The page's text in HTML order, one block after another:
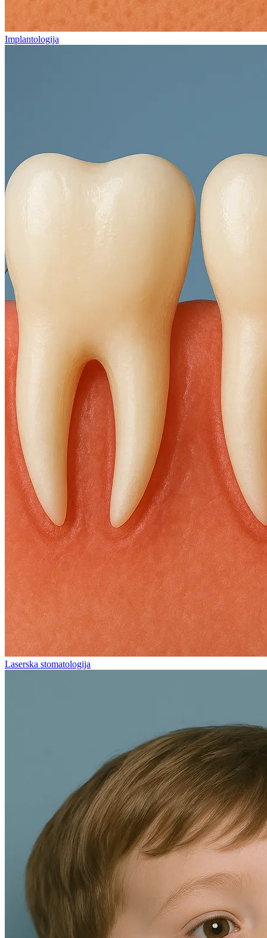
Implantologija
Laserska stomatologija